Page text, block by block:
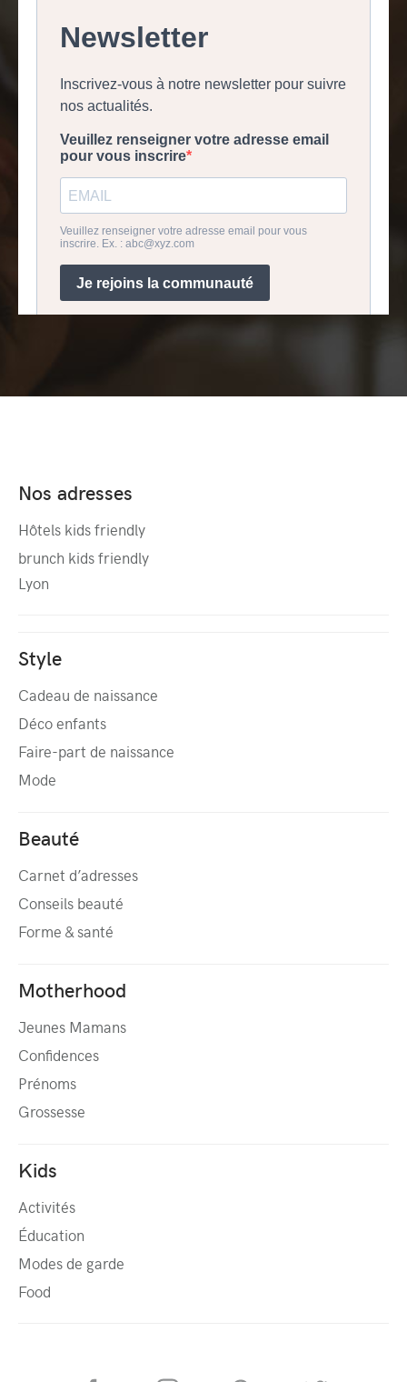
Nos adresses
Hôtels kids friendly
brunch kids friendly
Lyon
Style
Cadeau de naissance
Déco enfants
Faire-part de naissance
Mode
Beauté
Carnet d’adresses
Conseils beauté
Forme & santé
Motherhood
Jeunes Mamans
Confidences
Prénoms
Grossesse
Kids
Activités
Éducation
Modes de garde
Food